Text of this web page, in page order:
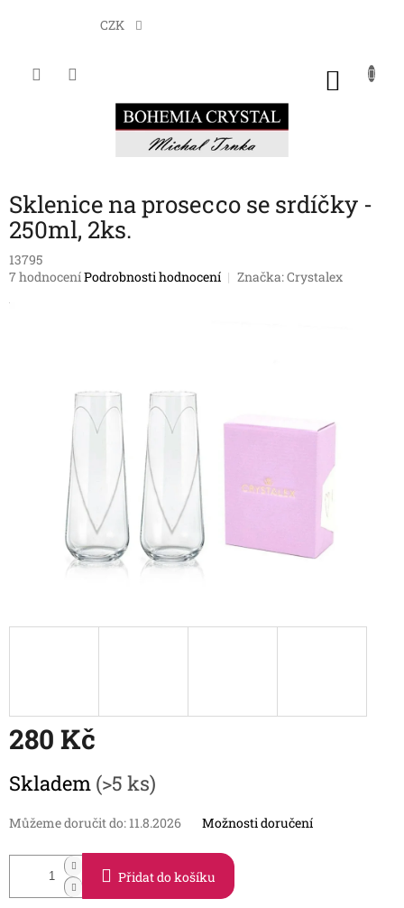
CZK
Sklenice na prosecco se srdíčky -
250ml, 2ks.
13795
Průměrné
7 hodnoceníPodrobnosti hodnocení Značka:Crystalex
280 Kč
cena:
Skladem (>5 ks)
Můžeme doručit do: 11.8.2026 Možnosti doručení
Přidat do košíku